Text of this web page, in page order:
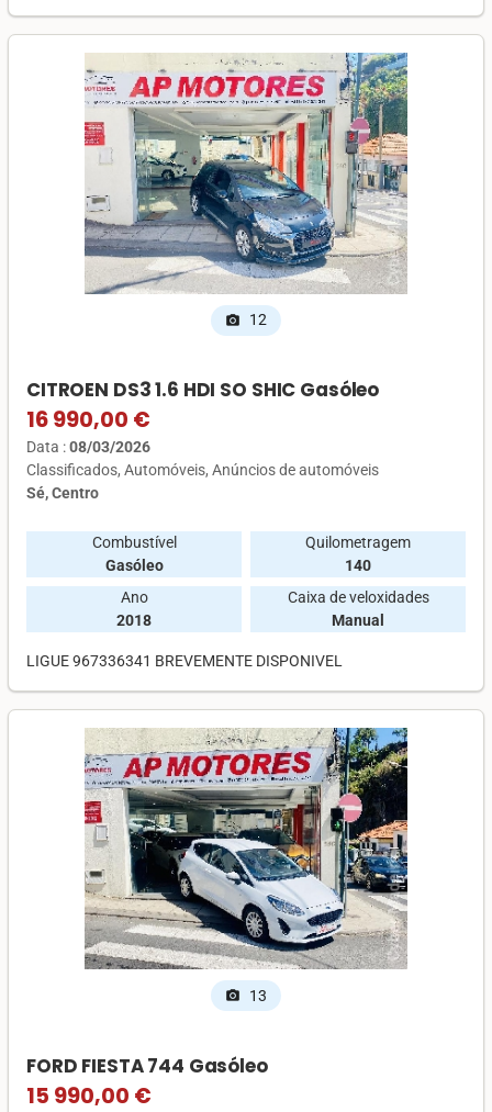
photo_camera 12
CITROEN DS3 1.6 HDI SO SHIC Gasóleo
16 990,00 €
Data :08/03/2026
Classificados Automóveis Anúncios de automóveis
Sé, Centro
Combustível
Gasóleo
Quilometragem
140
Ano
2018
Caixa de veloxidades
Manual
LIGUE 967336341 BREVEMENTE DISPONIVEL
photo_camera 13
FORD FIESTA 744 Gasóleo
15 990,00 €